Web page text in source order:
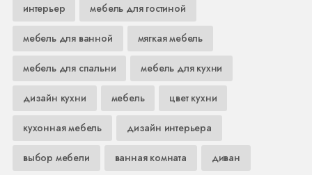
интерьер мебель для гостиной
мебель для ванной мягкая мебель
мебель для спальни мебель для кухни
дизайн кухни мебель цвет кухни
кухонная мебель дизайн интерьера
выбор мебели ванная комната диван